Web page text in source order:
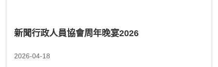
新聞行政人員協會周年晚宴2026
2026-04-18